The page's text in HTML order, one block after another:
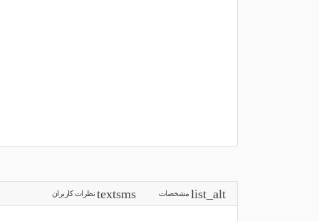
مشخصات نظرات کاربران